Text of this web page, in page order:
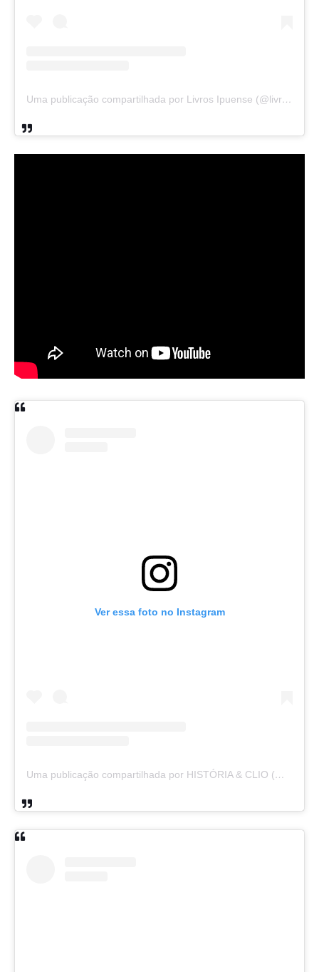
Uma publicação compartilhada por Livros Ipuense (@livraria.papelaria_ipuense)
Ver essa foto no Instagram
Uma publicação compartilhada por HISTÓRIA & CLIO (@historiaeclio)